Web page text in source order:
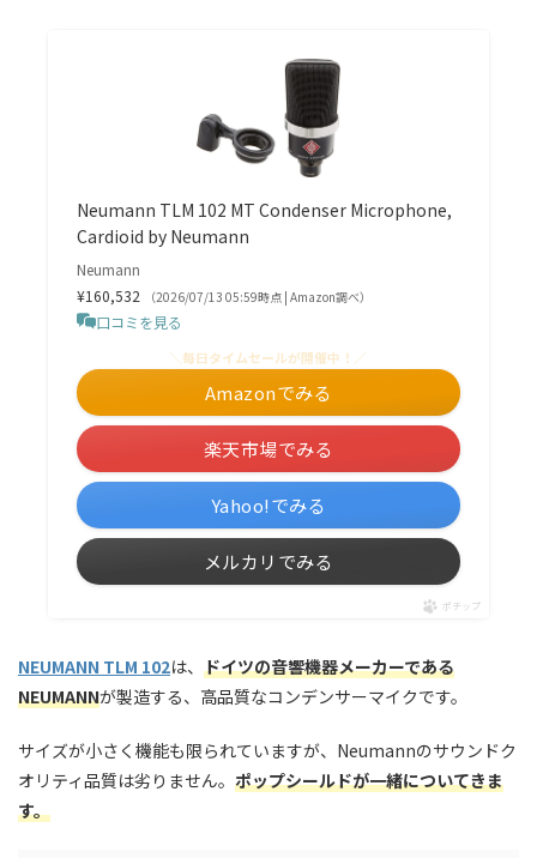
Neumann TLM 102 MT Condenser Microphone,
Cardioid by Neumann
Neumann
¥160,532
（2026/07/13 05:59時点 | Amazon調べ）
口コミを見る
＼毎日タイムセールが開催中！／
Amazonでみる
楽天市場でみる
Yahoo!でみる
メルカリでみる
ポチップ
NEUMANN TLM 102は、 ドイツの音響機器メーカーである
NEUMANNが製造する、高品質なコンデンサーマイクです。
サイズが小さく機能も限られていますが、Neumannのサウンドク
オリティ品質は劣りません。 ポップシールドが一緒についてきま
す。